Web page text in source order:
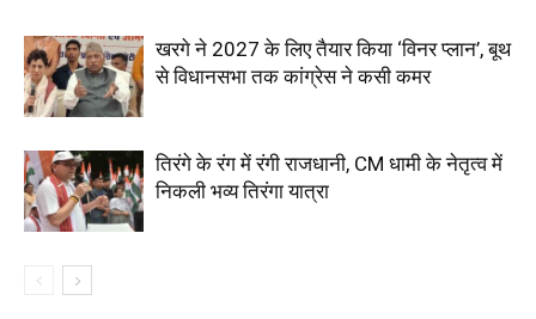
खरगे ने 2027 के लिए तैयार किया ‘विनर प्लान’, बूथ
से विधानसभा तक कांग्रेस ने कसी कमर
तिरंगे के रंग में रंगी राजधानी, CM धामी के नेतृत्व में
निकली भव्य तिरंगा यात्रा